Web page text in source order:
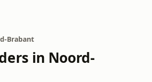
Brabant
in Noord-